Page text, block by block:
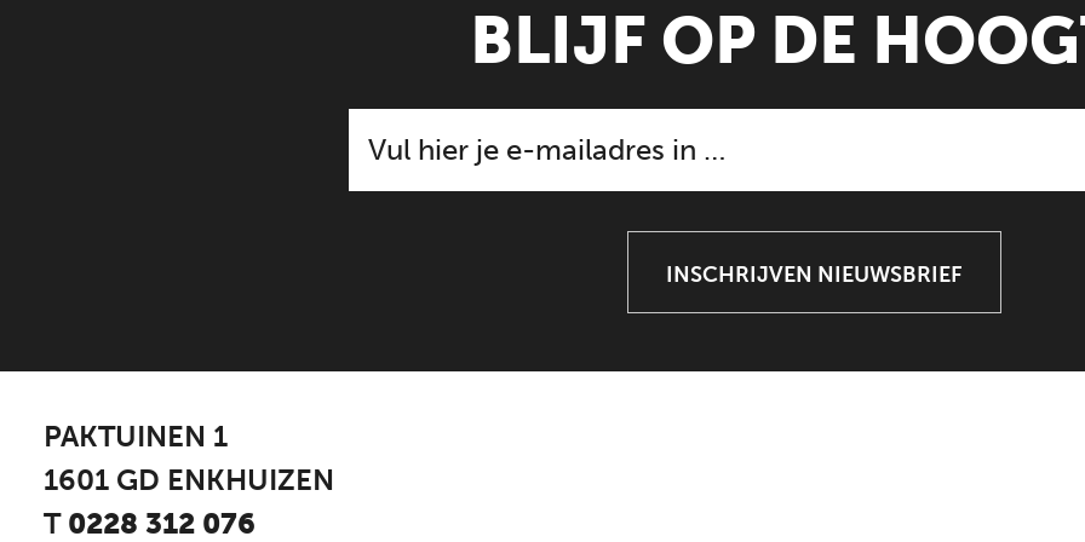
BLIJF OP DE
INSCHRIJVEN NIEUWSBRIEF
PAKTUINEN 1
1601 GD ENKHUIZEN
T 0228 312 076